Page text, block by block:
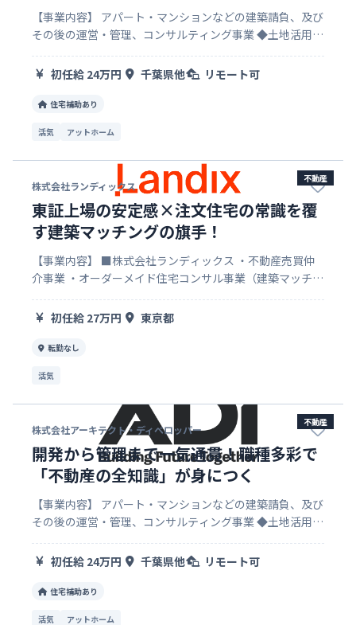
【事業内容】 アパート・マンションなどの建築請負、及び
その後の運営・管理、コンサルティング事業 ◆土地活用事
業 豊富なアパート建築のバリエーションの中から最適なプ
ランを長期計画とともにご提案します。 資産形成から相続
初任給 24万円 千葉県他 リモート可
住宅補助あり
活気 アットホーム
不動産
株式会社ランディックス
東証上場の安定感×注文住宅の常識を覆
す建築マッチングの旗手！
【事業内容】 ■株式会社ランディックス ・不動産売買仲
介事業 ・オーダーメイド住宅コンサル事業（建築マッチン
グ） ・住宅メディア事業 ・サードプレイス（別荘）事業
・不動産開発事業（住宅用地/収益用地）
初任給 27万円 東京都
転勤なし
活気
不動産
株式会社アーキテクト・ディベロッパー
開発から管理まで一気通貫！職種多彩で
「不動産の全知識」が身につく
【事業内容】 アパート・マンションなどの建築請負、及び
その後の運営・管理、コンサルティング事業 ◆土地活用事
業 豊富なアパート建築のバリエーションの中から最適なプ
ランを長期計画とともにご提案します。 資産形成から相続
初任給 24万円 千葉県他 リモート可
住宅補助あり
活気 アットホーム